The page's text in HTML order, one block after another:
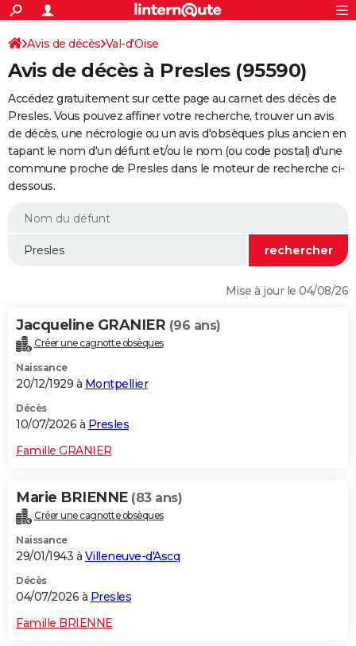
ACTUALITÉS
Politique
Société
Faits Divers
Education
Monde
Villes
+
SPORT
Coupe du monde 2026
Football
Tennis
Cyclisme
Rugby
Forum
Programme TV
TNT
Streaming
Cinéma
Sorties cinéma
Musique
+
FINANCE
Retraite
Epargne
Immobilier
Risques naturels par ville
Assurance
AUTO
Essais
Réserver un essai
Citadines
Berlines
SUV
Forum auto
+
HIGH-TECH
BRICOLAGE
WEEK-END
Alimentation
Guide de la santé
Maladies
Médicaments
Sommeil
VOYAGE
Destinations
City break
Voyage nature
Voyage de noces
Forum
Climat
+PHOTO
GUIDES D'ACHAT
Carte de Noël
Carte Bonne année
Carte Saint-Valentin
Carte Pâques
Carte d'anniversaire
DICTIONNAIRE
Dictionnaire
Biographies
Citations
Expressions
Proverbes
PROGRAMME TV
S'inscrire
Se connecter
Lycées
Collèges
Primaires
Universités
Entreprises
Service militaire
Avis de recherche
AVIS DE DÉCÈS
FORUM
Avis de décès Val-d'Oise
Avis de décès à Presles (95590)
Accédez gratuitement sur cette page au carnet des décès de
Presles. Vous pouvez affiner votre recherche, trouver un avis
de décès, une nécrologie ou un avis d'obsèques plus ancien en
tapant le nom d'un défunt et/ou le nom (ou code postal) d'une
commune proche de Presles dans le moteur de recherche ci-
dessous.
Mise à jour le 04/08/26
Jacqueline GRANIER (96 ans)
Créer une cagnotte obsèques
Naissance
20/12/1929 à Montpellier
Décès
10/07/2026 à Presles
Famille GRANIER
Marie BRIENNE (83 ans)
Créer une cagnotte obsèques
Naissance
29/01/1943 à Villeneuve-d'Ascq
Décès
04/07/2026 à Presles
Famille BRIENNE